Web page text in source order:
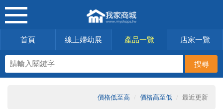
首頁 線上婦幼展 產品一覽 店家一覽
價格低至高 價格高至低 最近更新